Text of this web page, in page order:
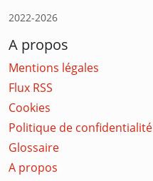
2022-2026
A propos
Mentions légales
Flux RSS
Cookies
Politique de confidentialité
Glossaire
A propos